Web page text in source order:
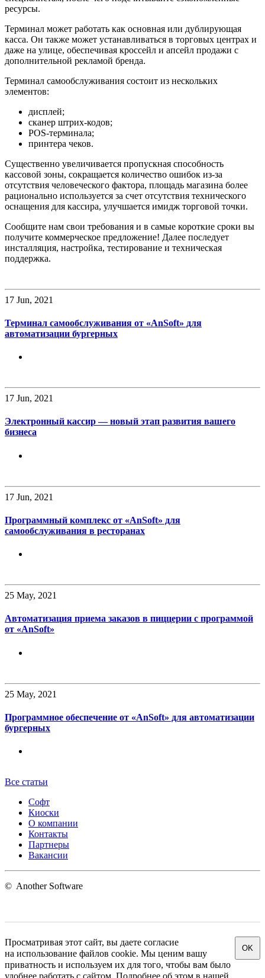
ресурсы.
Терминал может работать как основная или дублирующая
касса. Он также может устанавливаться в торговых центрах и
даже на улице, обеспечивая кроссейл и апсейл продажи с
дополнительной рекламой бренда.
Терминал самообслуживания состоит из нескольких
элементов:
дисплей;
сканер штрих-кодов;
POS-терминала;
принтера чеков.
Существенно увеличивается пропускная способность
кассовой зоны, сокращается количество ошибок из-за
отсутствия человеческого фактора, площадь магазина более
рационально используется за счет отсутствия технического
оснащения для кассира, улучшается имидж торговой точки.
Сообщите нам свои требования и в самые короткие сроки вы
получите коммерческое предложение! Далее последует
инсталляция, настройка, тестирование и техническая
поддержка.
17 Jun, 2021
Терминал самообслуживания от «AnSoft» для
автоматизации бургерных
17 Jun, 2021
Электронный кассир — новый этап развития вашего
бизнеса
17 Jun, 2021
Программный комплекс от «AnSoft» для
самообслуживания в ресторанах
25 May, 2021
Автоматизация приема заказов в пиццерии с программой
от «AnSoft»
25 May, 2021
Программное обеспечение от «AnSoft» для автоматизации
бургерных
Все статьи
Софт
Киоски
О компании
Контакты
Партнеры
Вакансии
© Another Software
Просматривая этот сайт, вы даете согласие
на использование файлов cookie. Мы ценим вашу
приватность и используем их для того, чтобы вам было
OK